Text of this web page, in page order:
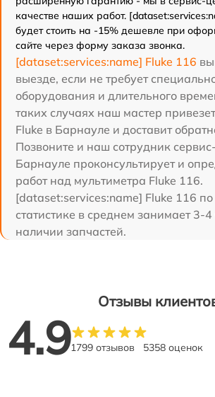
качестве наших работ.
будет стоить на -15% дешевле при
сайте через форму заказа звонка.
[dataset:services:name] Fluke 116
выезде, если не требует
оборудования и длительного
таких случаях наш мастер
Fluke в Барнауле и доставит
Позвоните и наш сотрудник
Барнауле проконсультирует и
работ над мультиметра Fluke 116.
[dataset:services:name] Fluke 116
статистике в среднем занимает 3-
наличии запчастей.
Отзывы
4.91799 отзывов 5358 оценок